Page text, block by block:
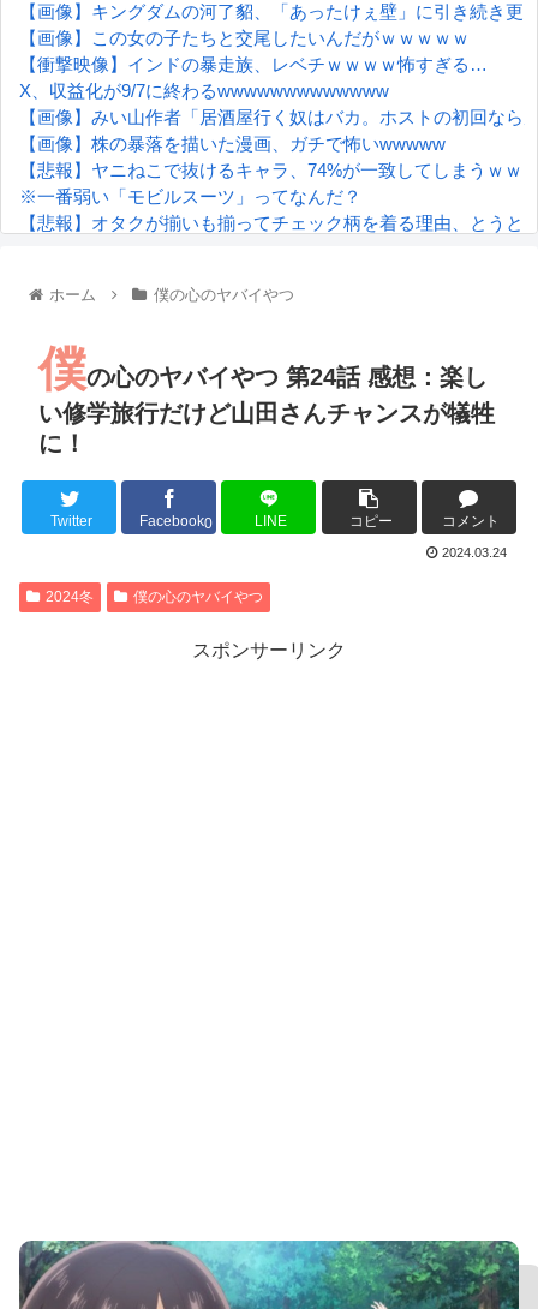
【画像】キングダムの河了貂、「あったけぇ壁」に引き続き更
【画像】この女の子たちと交尾したいんだがｗｗｗｗｗ
【衝撃映像】インドの暴走族、レベチｗｗｗｗ怖すぎる…
X、収益化が9/7に終わるwwwwwwwwwwwww
【画像】みい山作者「居酒屋行く奴はバカ。ホストの初回な
【画像】株の暴落を描いた漫画、ガチで怖いwwwww
【悲報】ヤニねこで抜けるキャラ、74%が一致してしまうｗｗ
※一番弱い「モビルスーツ」ってなんだ？
【悲報】オタクが揃いも揃ってチェック柄を着る理由、とうと
『進撃の巨人』で一番面白いところってｗｗｗｗｗ
るろうに剣心 -明治剣客浪漫譚- 京都動乱 第33話の感想
同盟、帝国、フェザーン。生まれるなら何処がいいか問題！
Powered by livedoor 相互RSS
ホーム 僕の心のヤバイやつ
僕の心のヤバイやつ 第24話 感想：楽し
い修学旅行だけど山田さんチャンスが犠牲
に！
Twitter Facebook0 LINE コピー コメント
2024.03.24
2024冬 僕の心のヤバイやつ
スポンサーリンク